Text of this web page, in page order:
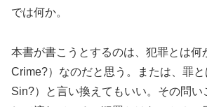
では何か。
本書が書こうとするのは、犯罪とは何
Crime?）なのだと思う。または、罪
Sin?）と言い換えてもいい。その問い